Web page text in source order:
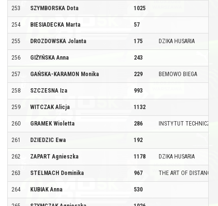
253 SZYMBORSKA Dota 1025
254 BIESIADECKA Marta 57
255 DROZDOWSKA Jolanta 175 DZIKA HUSARIA
256 GIŻYŃSKA Anna 243
257 GAŃSKA-KARAMON Monika 229 BEMOWO BIEGA
258 SZCZESNA Iza 993
259 WITCZAK Alicja 1132
260 GRAMEK Wioletta 286 INSTYTUT
261 DZIEDZIC Ewa 192
262 ZAPART Agnieszka 1178 DZIKA HUSARIA
263 STELMACH Dominika 967 THE ART OF DISTANCE
264 KUBIAK Anna 530